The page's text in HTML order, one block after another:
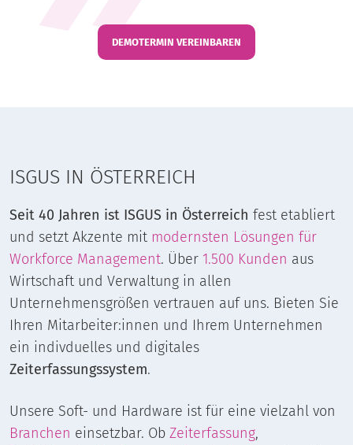
DEMOTERMIN VEREINBAREN
ISGUS IN ÖSTERREICH
Seit 40 Jahren ist ISGUS in Österreich fest etabliert
und setzt Akzente mit modernsten Lösungen für
Workforce Management. Über 1.500 Kunden aus
Wirtschaft und Verwaltung in allen
Unternehmensgrößen vertrauen auf uns. Bieten Sie
Ihren Mitarbeiter:innen und Ihrem Unternehmen
ein indivduelles und digitales
Zeiterfassungssystem.
Unsere Soft- und Hardware ist für eine vielzahl von
Branchen einsetzbar. Ob Zeiterfassung,